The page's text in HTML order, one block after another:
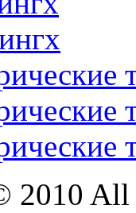
2010 All